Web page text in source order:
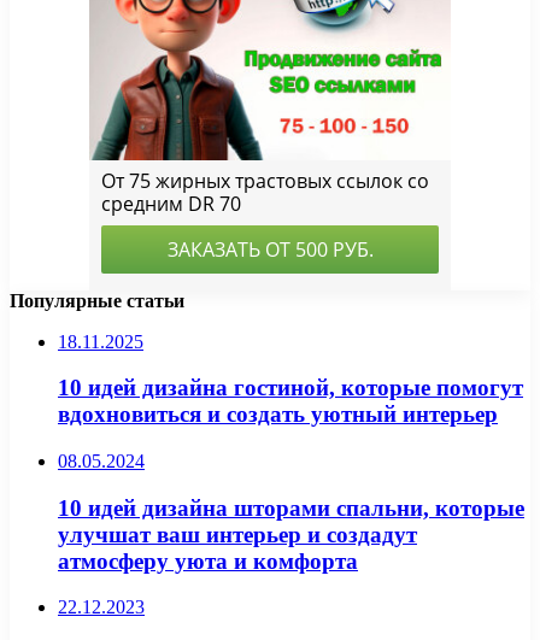
Популярные статьи
18.11.2025
10 идей дизайна гостиной, которые помогут
вдохновиться и создать уютный интерьер
08.05.2024
10 идей дизайна шторами спальни, которые
улучшат ваш интерьер и создадут
атмосферу уюта и комфорта
22.12.2023